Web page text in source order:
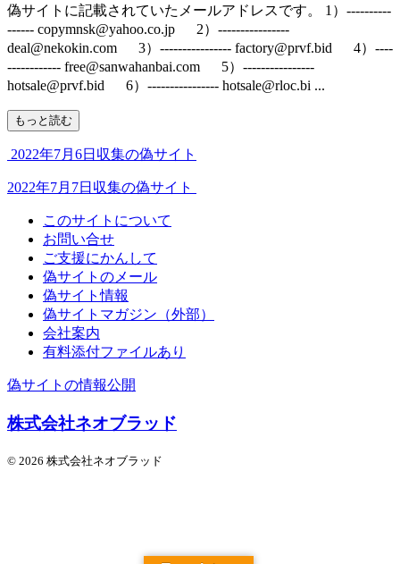
偽サイトに記載されていたメールアドレスです。 1）----------
------ copymnsk@yahoo.co.jp 2）----------------
deal@nekokin.com 3）---------------- factory@prvf.bid 4）----
------------ free@sanwahanbai.com 5）----------------
hotsale@prvf.bid 6）---------------- hotsale@rloc.bi ...
もっと読む
2022年7月6日収集の偽サイト
2022年7月7日収集の偽サイト
このサイトについて
お問い合せ
ご支援にかんして
偽サイトのメール
偽サイト情報
偽サイトマガジン（外部）
会社案内
有料添付ファイルあり
偽サイトの情報公開
株式会社ネオブラッド
© 2026 株式会社ネオブラッド